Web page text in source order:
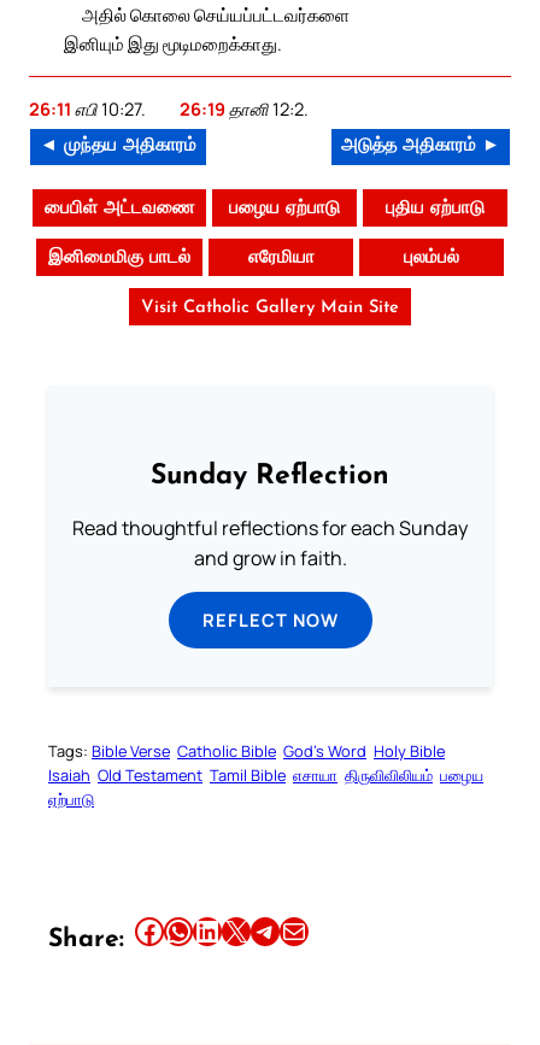
அதில் கொலை செய்யப்பட்டவர்களை
இனியும் இது மூடிமறைக்காது.
26:11 எபி 10:27. 26:19 தானி 12:2.
◄ முந்தய அதிகாரம் அடுத்த அதிகாரம் ►
பைபிள் அட்டவணை பழைய ஏற்பாடு புதிய ஏற்பாடு
இனிமைமிகு பாடல் எரேமியா புலம்பல்
Visit Catholic Gallery Main Site
Sunday Reflection
Read thoughtful reflections for each Sunday
and grow in faith.
REFLECT NOW
Tags: Bible Verse Catholic Bible God’s Word Holy Bible
Isaiah Old Testament Tamil Bible எசாயா திருவிவிலியம் பழைய
ஏற்பாடு
Share: Share this article on Facebook Share this article on WhatsApp Share this article on LinkedIn Share this article on X Share this article on TelegramEmail this Article